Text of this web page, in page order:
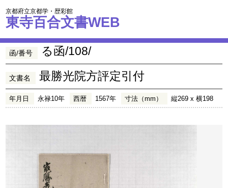
京都府立京都学・歴彩館
東寺百合文書WEB
函/番号 る函/108/
文書名 最勝光院方評定引付
年月日 永禄10年 西暦 1567年 寸法（mm） 縦269 x 横198